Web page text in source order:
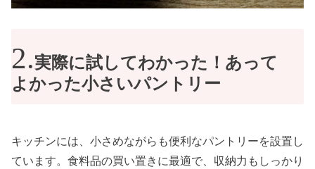
実際に試してわかった！あって
よかった小さいパントリー
キッチンには、小さめながらも便利なパントリーを設置し
ています。食料品の買い置きに最適で、収納力もしっかり